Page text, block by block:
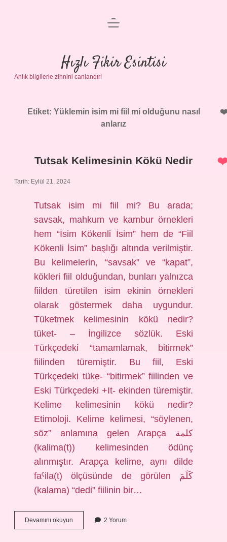
Anasayfa
Gizlilik Politikası
Yasal Uyarı
menüyü
Hızlı Fikir Esintisi
Anlık bilgilerle zihnini canlandır!
Etiket: Yüklemin isim mi fiil mi olduğunu nasıl
anlarız
Tutsak Kelimesinin Kökü Nedir
Tarih: Eylül 21, 2024
Tutsak isim mi fiil mi? Bu arada;
savsak, mahkum ve kambur örnekleri
hem “İsim Kökenli İsim” hem de “Fiil
Kökenli İsim” başlığı altında verilmiştir.
Bu kelimelerin, “savsak” ve “kapat”,
kökleri fiil olduğundan, bunları yalnızca
fiilden türetilen isim ekinin örnekleri
olarak göstermek daha uygundur.
Tüketmek kelimesinin kökü nedir?
tüket- – İngilizce sözlük. Eski
Türkçedeki “tamamlamak, bitirmek”
fiilinden türemiştir. Bu fiil, Eski
Türkçedeki tüke- “bitirmek” fiilinden ve
Eski Türkçedeki +It- ekinden türemiştir.
Kelime kelimesinin kökü nedir?
Etimoloji. Kelime kelimesi, “söylenen,
söz” anlamına gelen Arapça كلمة
(kalima(t)) kelimesinden ödünç
alınmıştır. Arapça kelime, aynı dilde
faˁila(t) ölçüsünde de görülen كَلَمَ
(kalama) “dedi” fiilinin bir…
Devamını okuyun
Kelimesinin
2 Yorum